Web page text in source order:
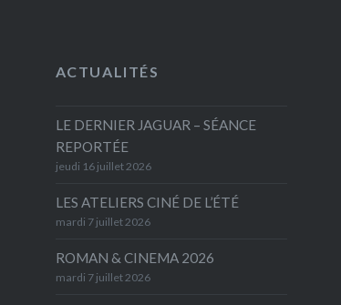
ACTUALITÉS
LE DERNIER JAGUAR – SÉANCE
REPORTÉE
jeudi 16 juillet 2026
LES ATELIERS CINÉ DE L’ÉTÉ
mardi 7 juillet 2026
ROMAN & CINEMA 2026
mardi 7 juillet 2026